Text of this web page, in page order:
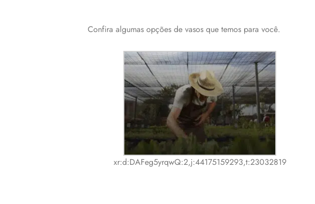
Confira algumas opções de vasos que temos para você.
xr:d:DAFeg5yrqwQ:2,j:44175159293,t:23032819